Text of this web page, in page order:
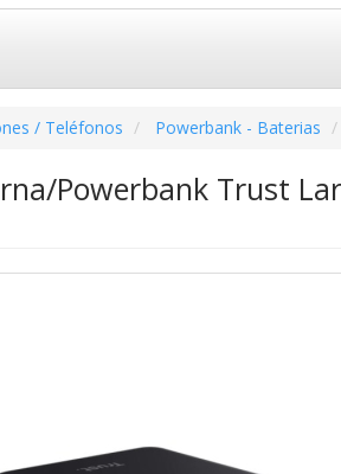
/ Teléfonos Powerbank - Baterias
Powerbank Trust